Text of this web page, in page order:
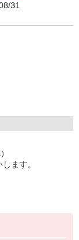
31
しているゼンシ
ます。